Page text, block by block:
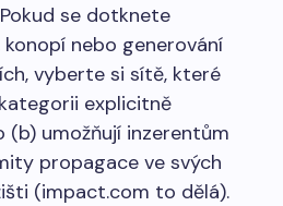
se dotknete
konopí nebo generování
vyberte si sítě, které
explicitně
(b) umožňují inzerentům
propagace ve svých
(impact.com to dělá).